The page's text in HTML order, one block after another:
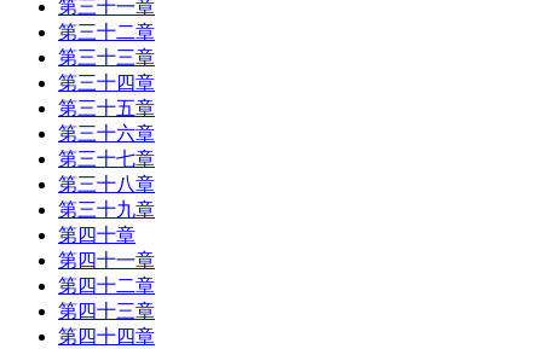
第三十一章
第三十二章
第三十三章
第三十四章
第三十五章
第三十六章
第三十七章
第三十八章
第三十九章
第四十章
第四十一章
第四十二章
第四十三章
第四十四章